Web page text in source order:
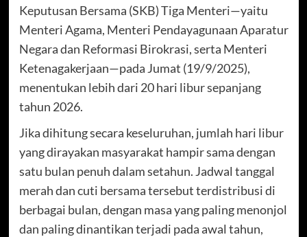
Keputusan Bersama (SKB) Tiga Menteri—yaitu
Menteri Agama, Menteri Pendayagunaan Aparatur
Negara dan Reformasi Birokrasi, serta Menteri
Ketenagakerjaan—pada Jumat (19/9/2025),
menentukan lebih dari 20 hari libur sepanjang
tahun 2026.
Jika dihitung secara keseluruhan, jumlah hari libur
yang dirayakan masyarakat hampir sama dengan
satu bulan penuh dalam setahun. Jadwal tanggal
merah dan cuti bersama tersebut terdistribusi di
berbagai bulan, dengan masa yang paling menonjol
dan paling dinantikan terjadi pada awal tahun,